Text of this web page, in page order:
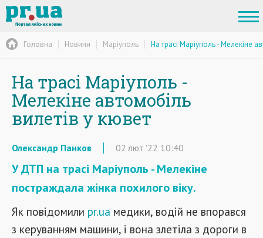
Головна Новини Маріуполь На трасі Маріуполь - Мелекіне
На трасі Маріуполь -
Мелекіне автомобіль
вилетів у кювет
Олександр Панков 02 лют '22 10:40
У ДТП на трасі Маріуполь - Мелекіне
постраждала жінка похилого віку.
Як повідомили pr.ua медики, водій не впорався
з керуванням машини, і вона злетіла з дороги в